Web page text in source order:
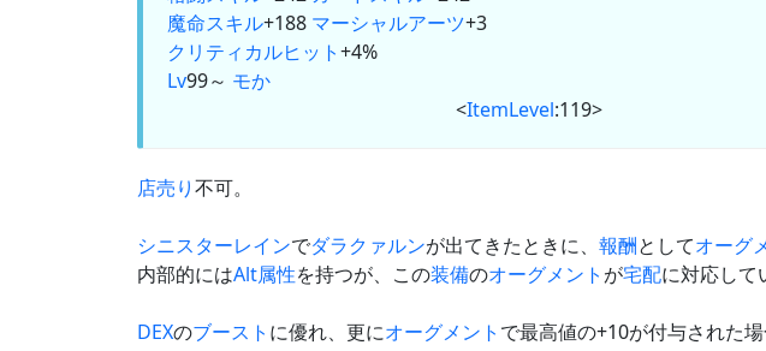
魔命スキル+188 マーシャルアーツ+3
クリティカルヒット+4%
Lv99～ モか
<ItemLevel:119>
店売り不可。
シニスターレインでダラクァルンが出てきたときに、 報酬としてオーグ
内部的にはAlt属性を持つが、この装備のオーグメント が宅配に対応して
DEXのブースト に優れ、更にオーグメント で最高値の+10が付与された